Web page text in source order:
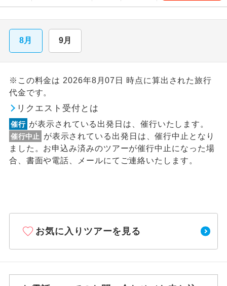
8月 9月
※この料金は 2026年8月07日 時点に算出された旅行
代金です。
リクエスト受付とは
催行 が表示されている出発日は、催行いたします。
催行中止
が表示されている出発日は、催行中止となり
ました。お申込み済みのツアーが催行中止になった場
合、書面や電話、メールにてご連絡いたします。
お気に入りツアーを見る